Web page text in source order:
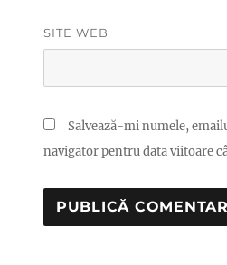
SITE WEB
Salvează-mi numele,
navigator pentru data viitoare